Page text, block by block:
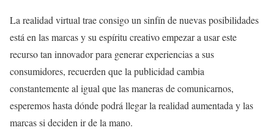
La realidad virtual trae consigo un sinfín de nuevas posibilidades
está en las marcas y su espíritu creativo empezar a usar este
recurso tan innovador para generar experiencias a sus
consumidores, recuerden que la publicidad cambia
constantemente al igual que las maneras de comunicarnos,
esperemos hasta dónde podrá llegar la realidad aumentada y las
marcas si deciden ir de la mano.